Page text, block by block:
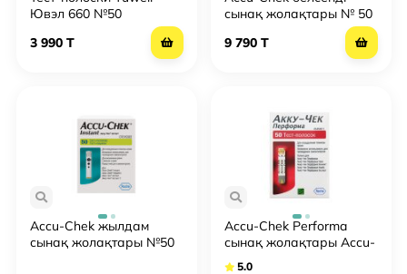
Ювэл 660 №50
3 990 T
сынақ жолақтары № 50
9 790 T
Accu-Chek жылдам
сынақ жолақтары №50
Accu-Chek Performa
сынақ жолақтары Accu-
Chek Performa №50
5.0